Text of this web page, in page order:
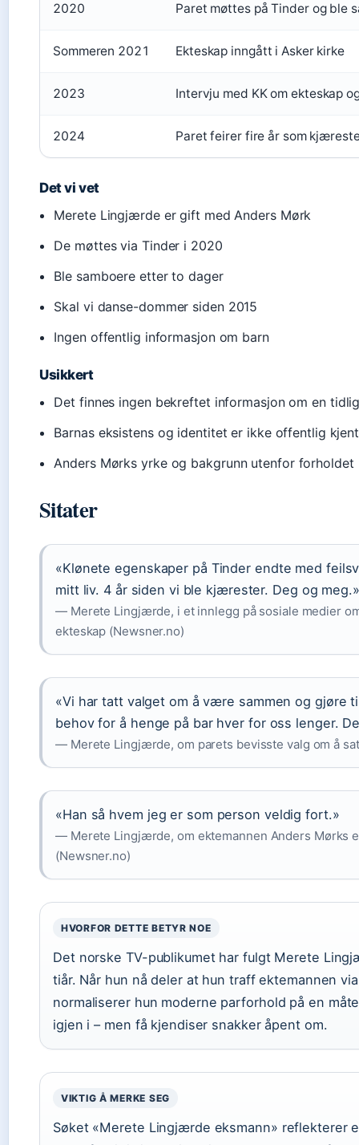
2020 Paret møttes på Tinder og ble
Sommeren 2021 Ekteskap inngått i Asker kirke
2023 Intervju med KK om ekteskap
2024 Paret feirer fire år som
Det vi vet
Merete Lingjærde er gift med Anders Mørk
De møttes via Tinder i 2020
Ble samboere etter to dager
Skal vi danse-dommer siden 2015
Ingen offentlig informasjon om barn
Usikkert
Det finnes ingen bekreftet informasjon om en
Barnas eksistens og identitet er ikke offentlig kjent
Anders Mørks yrke og bakgrunn utenfor forholdet
Sitater
«Klønete egenskaper på Tinder endte med
mitt liv. 4 år siden vi ble kjærester. Deg og meg.»
— Merete Lingjærde, i et innlegg på sosiale medier
ekteskap (Newsner.no)
«Vi har tatt valget om å være sammen og gjøre
behov for å henge på bar hver for oss lenger.
— Merete Lingjærde, om parets bevisste valg om å
«Han så hvem jeg er som person veldig fort.»
— Merete Lingjærde, om ektemannen Anders Mørks
(Newsner.no)
HVORFOR DETTE BETYR NOE
Det norske TV-publikumet har fulgt Merete
tiår. Når hun nå deler at hun traff ektemannen
normaliserer hun moderne parforhold på en
igjen i – men få kjendiser snakker åpent om.
VIKTIG Å MERKE SEG
Søket «Merete Lingjærde eksmann» reflekterer